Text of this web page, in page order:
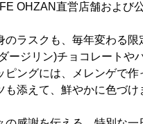
OHZAN直営店舗および
のラスクも、毎年変わる
ージリン)チョコレートや
ピングには、メレンゲで
も添えて、鮮やかに色づけ